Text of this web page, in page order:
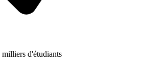
d'étudiants